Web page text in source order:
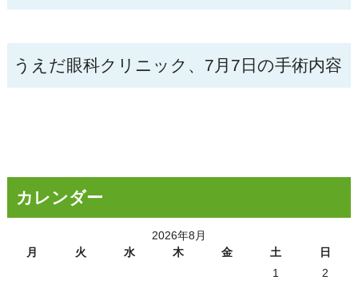
うえだ眼科クリニック、7月7日の手術内容
カレンダー
2026年8月
月
火 水 木 金 土
日
1
2